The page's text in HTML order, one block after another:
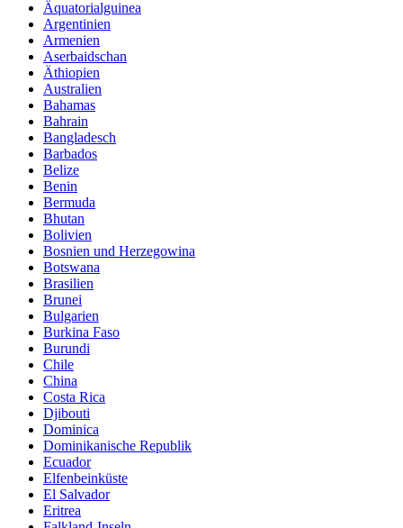
Äquatorialguinea
Argentinien
Armenien
Aserbaidschan
Äthiopien
Australien
Bahamas
Bahrain
Bangladesch
Barbados
Belize
Benin
Bermuda
Bhutan
Bolivien
Bosnien und Herzegowina
Botswana
Brasilien
Brunei
Bulgarien
Burkina Faso
Burundi
Chile
China
Costa Rica
Djibouti
Dominica
Dominikanische Republik
Ecuador
Elfenbeinküste
El Salvador
Eritrea